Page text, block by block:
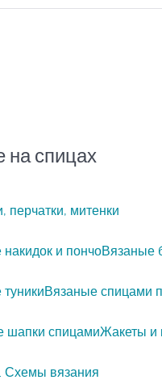
на спицах
перчатки, митенки
накидок и пончоВязаные
Вязаные спицами
шапки спицамиЖакеты и
Схемы вязания